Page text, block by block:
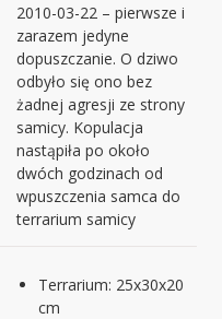
2010-03-22 – pierwsze i
zarazem jedyne
dopuszczanie. O dziwo
odbyło się ono bez
żadnej agresji ze strony
samicy. Kopulacja
nastąpiła po około
dwóch godzinach od
wpuszczenia samca do
terrarium samicy
Terrarium: 25x30x20
cm